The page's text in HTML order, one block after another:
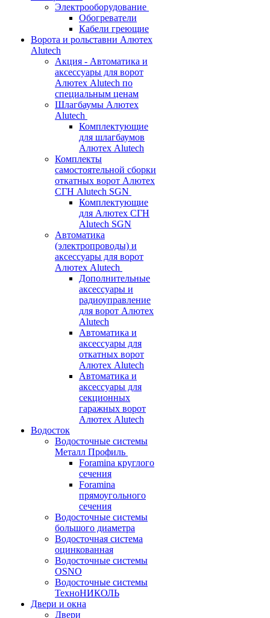
Электрооборудование
Обогреватели
Кабели греющие
Ворота и рольставни Алютех
Alutech
Акция - Автоматика и
аксессуары для ворот
Алютех Alutech по
специальным ценам
Шлагбаумы Алютех
Alutech
Комплектующие
для шлагбаумов
Алютех Alutech
Комплекты
самостоятельной сборки
откатных ворот Алютех
СГН Alutech SGN
Комплектующие
для Алютех СГН
Alutech SGN
Автоматика
(электропроводы) и
аксессуары для ворот
Алютех Alutech
Дополнительные
аксессуары и
радиоуправление
для ворот Алютех
Alutech
Автоматика и
аксессуары для
откатных ворот
Алютех Alutech
Автоматика и
аксессуары для
секционных
гаражных ворот
Алютех Alutech
Водосток
Водосточные системы
Металл Профиль
Foramina круглого
сечения
Foramina
прямоугольного
сечения
Водосточные системы
большого диаметра
Водосточная система
оцинкованная
Водосточные системы
OSNO
Водосточные системы
ТехноНИКОЛЬ
Двери и окна
Двери